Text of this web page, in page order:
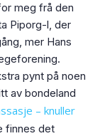
meg frå den
Piporg-l, der
mer Hans
pynt på noen
av bondeland
– knuller
finnes det